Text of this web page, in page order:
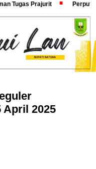
Tugas Prajurit
April 2025